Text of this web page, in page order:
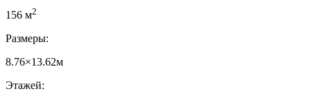
156 м2
Размеры:
8.76×13.62м
Этажей: